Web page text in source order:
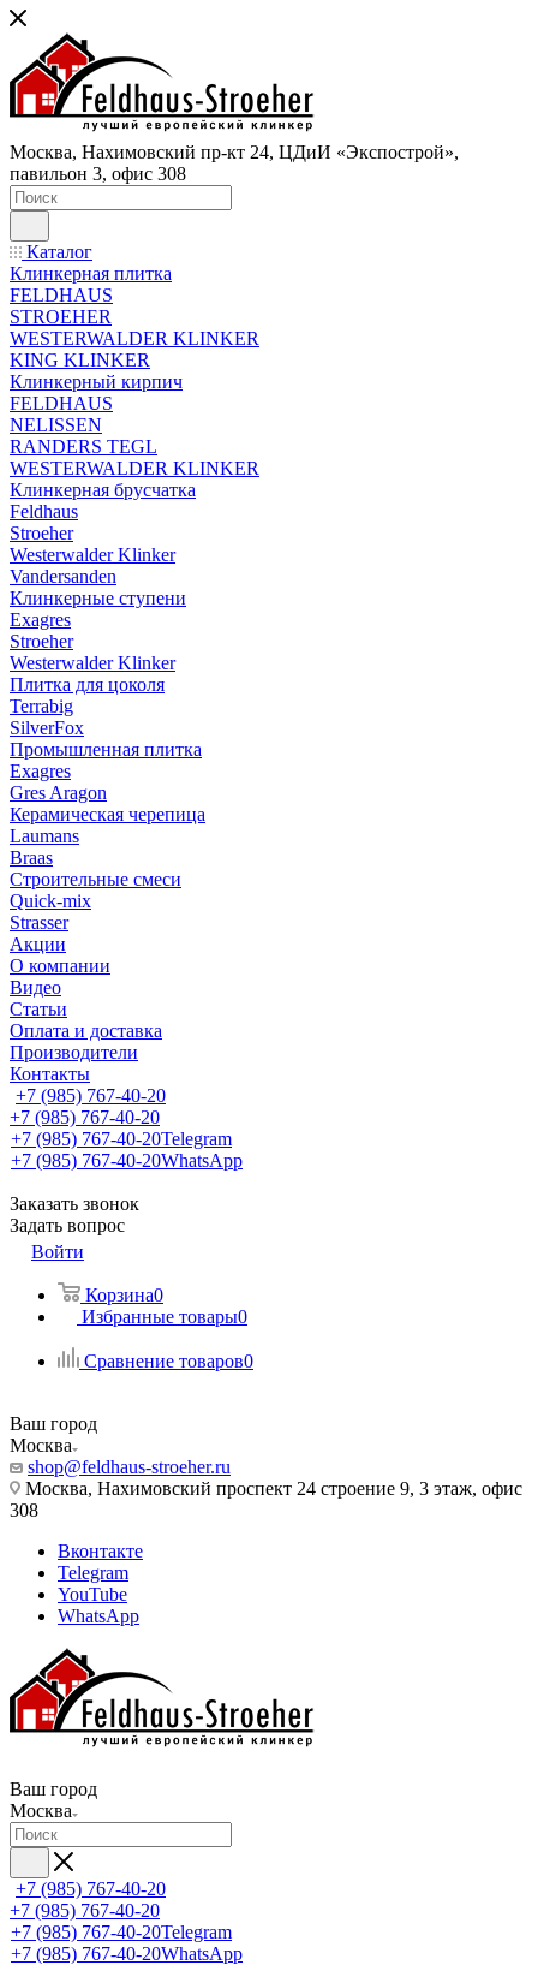
Москва, Нахимовский пр-кт 24, ЦДиИ «Экспострой»,
павильон 3, офис 308
Каталог
Клинкерная плитка
FELDHAUS
STROEHER
WESTERWALDER KLINKER
KING KLINKER
Клинкерный кирпич
FELDHAUS
NELISSEN
RANDERS TEGL
WESTERWALDER KLINKER
Клинкерная брусчатка
Feldhaus
Stroeher
Westerwalder Klinker
Vandersanden
Клинкерные ступени
Exagres
Stroeher
Westerwalder Klinker
Плитка для цоколя
Terrabig
SilverFox
Промышленная плитка
Exagres
Gres Aragon
Керамическая черепица
Laumans
Braas
Строительные смеси
Quick-mix
Strasser
Акции
О компании
Видео
Статьи
Оплата и доставка
Производители
Контакты
+7 (985) 767-40-20
+7 (985) 767-40-20
+7 (985) 767-40-20Telegram
+7 (985) 767-40-20WhatsApp
Заказать звонок
Задать вопрос
Войти
Корзина0
Избранные товары0
Сравнение товаров0
Ваш город
Москва
shop@feldhaus-stroeher.ru
Москва, Нахимовский проспект 24 строение 9, 3 этаж, офис
308
Вконтакте
Telegram
YouTube
WhatsApp
Ваш город
Москва
+7 (985) 767-40-20
+7 (985) 767-40-20
+7 (985) 767-40-20Telegram
+7 (985) 767-40-20WhatsApp